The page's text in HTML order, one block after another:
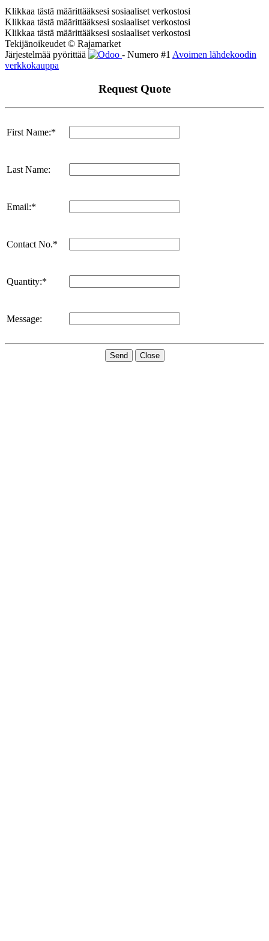
Klikkaa tästä määrittääksesi sosiaaliset verkostosi
Klikkaa tästä määrittääksesi sosiaaliset verkostosi
Klikkaa tästä määrittääksesi sosiaaliset verkostosi
Tekijänoikeudet © Rajamarket
Järjestelmää pyörittää
- Numero #1 Avoimen lähdekoodin
verkkokauppa
Request Quote
First Name:*
Last Name:
Email:*
Contact No.*
Quantity:*
Message:
Send Close